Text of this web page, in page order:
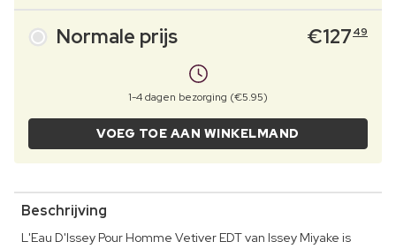
Normale prijs €127 49
1-4 dagen bezorging (€5.95)
VOEG TOE AAN WINKELMAND
Beschrijving
L'Eau D'Issey Pour Homme Vetiver EDT van Issey Miyake is